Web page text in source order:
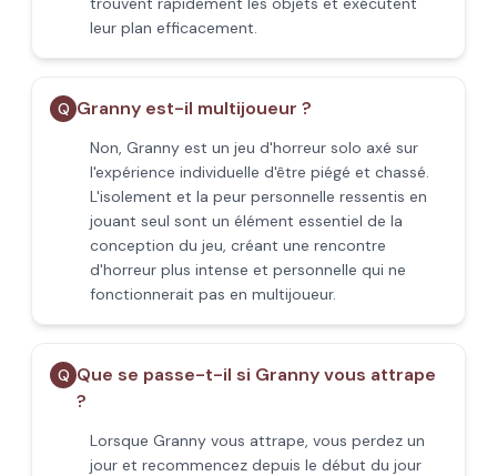
leur plan efficacement.
Q Granny est-il multijoueur ?
Non, Granny est un jeu d'horreur solo axé sur
l'expérience individuelle d'être piégé et chassé.
L'isolement et la peur personnelle ressentis en
jouant seul sont un élément essentiel de la
conception du jeu, créant une rencontre
d'horreur plus intense et personnelle qui ne
fonctionnerait pas en multijoueur.
Q Que se passe-t-il si Granny vous attrape
?
Lorsque Granny vous attrape, vous perdez un
jour et recommencez depuis le début du jour